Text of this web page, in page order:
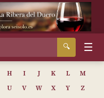
🔍 ☰
H I J K L
M
U V W X Y Z